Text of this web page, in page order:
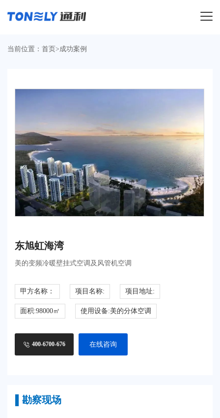
当前位置： 首页 >成功案例
东旭虹海湾
美的变频冷暖壁挂式空调及风管机空调
甲方名称： 项目名称: 项目地址:
面积:98000㎡ 使用设备:美的分体空调
400-6700-676 在线咨询
▌勘察现场